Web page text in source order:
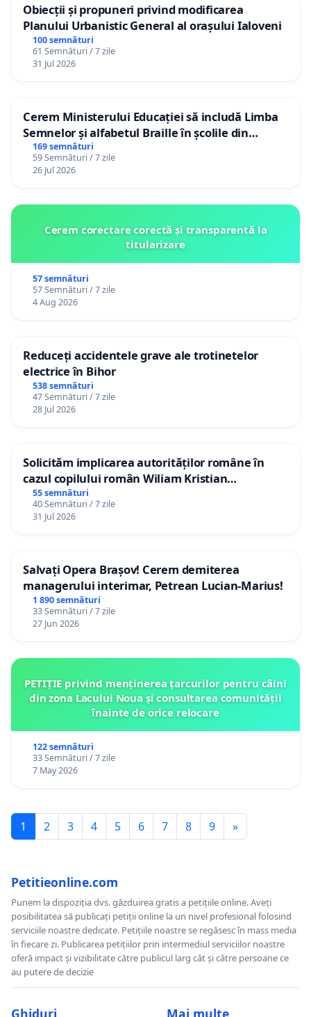
Obiecții și propuneri privind modificarea
Planului Urbanistic General al orașului Ialoveni
100 semnături
61 Semnături / 7 zile
31 Jul 2026
Cerem Ministerului Educației să includă Limba
Semnelor și alfabetul Braille în școlile din
Republica Moldova!
169 semnături
59 Semnături / 7 zile
26 Jul 2026
Cerem corectare corectă și transparentă la
titularizare
57 semnături
57 Semnături / 7 zile
4 Aug 2026
Reduceți accidentele grave ale trotinetelor
electrice în Bihor
538 semnături
47 Semnături / 7 zile
28 Jul 2026
Solicităm implicarea autorităților române în
cazul copilului român Wiliam Kristian
Gheorghe, aflat în plasament în Danemarca de
12 ani
55 semnături
40 Semnături / 7 zile
31 Jul 2026
Salvați Opera Brașov! Cerem demiterea
managerului interimar, Petrean Lucian-Marius!
1 890 semnături
33 Semnături / 7 zile
27 Jun 2026
PETIȚIE privind menținerea țarcurilor pentru câini
din zona Lacului Noua și consultarea comunității
înainte de orice relocare
122 semnături
33 Semnături / 7 zile
7 May 2026
1 2 3 4 5 6 7 8 9 »
Petitieonline.com
Punem la dispoziția dvs. găzduirea gratis a petițiile online. Aveți
posibilitatea să publicați petiții online la un nivel profesional folosind
serviciile noastre dedicate. Petițiile noastre se regăsesc în mass media
în fiecare zi. Publicarea petițiilor prin intermediul serviciilor noastre
oferă impact și vizibilitate către publicul larg cât și către persoane ce
au putere de decizie
Ghiduri Mai multe